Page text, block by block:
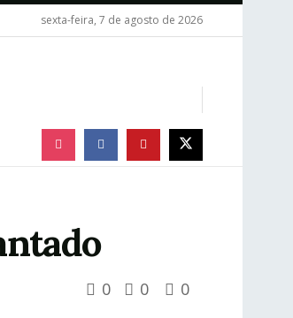
sexta-feira, 7 de agosto de 2026
0 0 0